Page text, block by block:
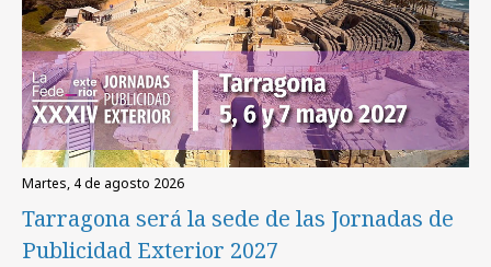
martes, 4 de agosto 2026
Tarragona será la sede de las Jornadas de
Publicidad Exterior 2027